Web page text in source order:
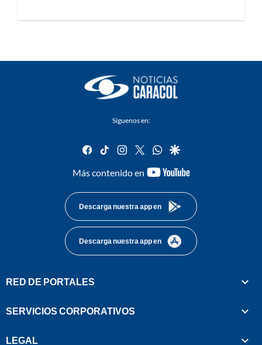
Síguenos en:
facebook
tiktok instagram
twitterwhatsapp
google
Más contenido en
youtube-
Descarga nuestra app en
Descarga nuestra app en
RED DE PORTALES
SERVICIOS CORPORATIVOS
LEGAL